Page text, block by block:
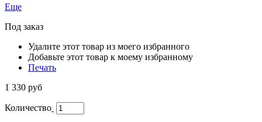
Еще
Под заказ
Удалите этот товар из моего избранного
Добавьте этот товар к моему избранному
Печать
1 330 руб
Количество